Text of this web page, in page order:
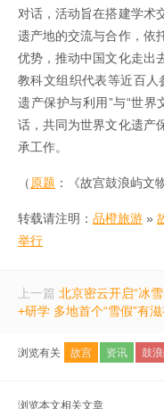
对话，活动旨在搭建学术
遗产地的交流与合作，依
优势，推动中国文化走出
教科文组织代表等近百人
遗产保护与利用”与“世
话，共同为世界文化遗产
承工作。
（原题 ：《故宫鼓浪屿文
转载请注明： 品橙旅游 »
举行
上一篇 北京密云开启“冰
+研学 多地首个“雪假”有
浏览有关 故宫 资讯 鼓
浏览本文相关文章